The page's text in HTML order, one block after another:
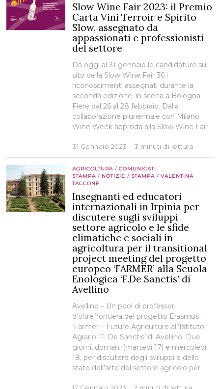
Slow Wine Fair 2023: il Premio
Carta Vini Terroir e Spirito
Slow, assegnato da
appassionati e professionisti
del settore
Da oggi al 31 gennaio le candidature sul
sito della Slow Wine Fair 36 i
riconoscimenti assegnati durante la
seconda edizione, in scena a Bologna
Fiere dal 26 al 28 febbraio. Dalla
collaborazione pluriennale con Milano
Wine Week approda alla Slow Wine Fair
31 Gennaio 2023 3 minuti di lettura
AGRICOLTURA / COMUNICATI
STAMPA / NOTIZIE / STAMPA / VALENTINA
TACCONE
Insegnanti ed educatori
internazionali in Irpinia per
discutere sugli sviluppi
settore agricolo e le sfide
climatiche e sociali in
agricoltura per il transitional
project meeting del progetto
europeo ‘FARMER’ alla Scuola
Enologica ‘F.De Sanctis’ di
Avellino
Avellino – Un pool di professori
d’oltrefrontiera del progetto Erasmus +
‘Farmer – Future Agriculture all’Istituto
Agrario ‘F. De Sanctis’ di Avellino. Due
giorni, domani (martedì 17) e mercoledì
18, per discutere degli sviluppi e dello
stato dell’arte del settore agricolo per
17 Gennaio 2023 2 minuti di lettura